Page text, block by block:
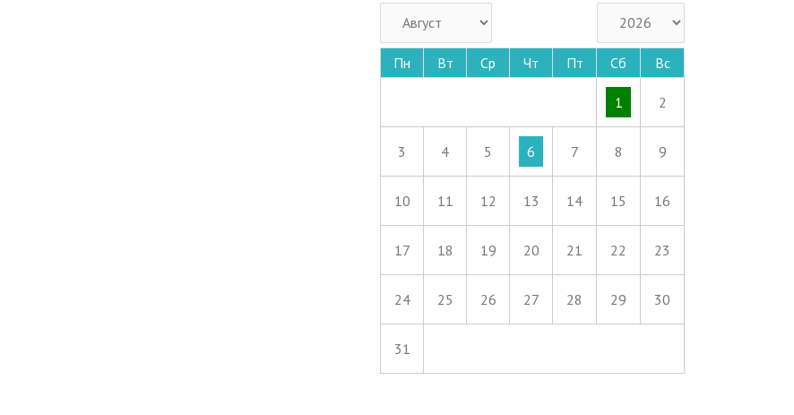
Пн Вт Ср Чт Пт Сб Вс
1 2
3 4 5 6 7 8 9
10 11 12 13 14 15 16
17 18 19 20 21 22 23
24 25 26 27 28 29 30
31